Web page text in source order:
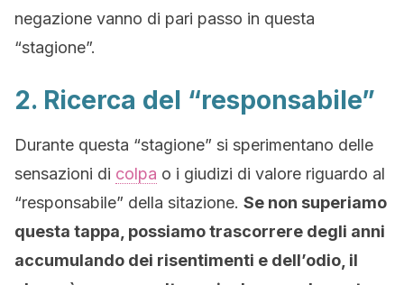
negazione vanno di pari passo in questa
“stagione”.
2. Ricerca del “responsabile”
Durante questa “stagione” si sperimentano delle
sensazioni di colpa o i giudizi di valore riguardo al
“responsabile” della sitazione. Se non superiamo
questa tappa, possiamo trascorrere degli anni
accumulando dei risentimenti e dell’odio, il